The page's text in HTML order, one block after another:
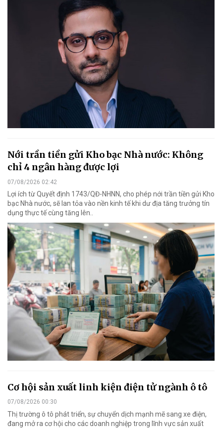
Nới trần tiền gửi Kho bạc Nhà nước: Không
chỉ 4 ngân hàng được lợi
07/08/2026 02:42
Lợi ích từ Quyết định 1743/QĐ-NHNN, cho phép nới trần tiền gửi Kho
bạc Nhà nước, sẽ lan tỏa vào nền kinh tế khi dư địa tăng trưởng tín
dụng thực tế cùng tăng lên..
Cơ hội sản xuất linh kiện điện tử ngành ô tô
07/08/2026 00:30
Thị trường ô tô phát triển, sự chuyển dịch mạnh mẽ sang xe điện,
đang mở ra cơ hội cho các doanh nghiệp trong lĩnh vực sản xuất